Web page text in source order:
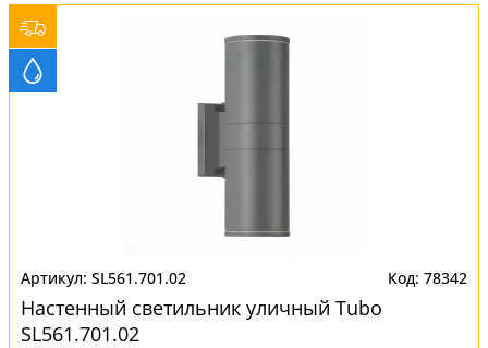
SL561.701.02 78342
Настенный светильник уличный Tubo
SL561.701.02